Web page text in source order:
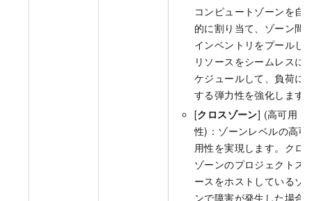
コンピュートゾーンを自
的に割り当て、ゾーン間
インベントリをプールし
リソースをシームレスに
ケジュールして、負荷に
する弾力性を強化します
[クロスゾーン] (高可用
性)：ゾーンレベルの高可
用性を実現します。クロ
ゾーンのプロジェクトス
ースをホストしているゾ
ンで障害が発生した場合